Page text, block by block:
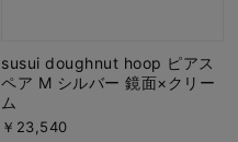
susui doughnut hoop ピアス
ペア M シルバー 鏡面×クリー
ム
￥23,540